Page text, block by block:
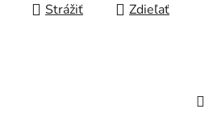
Strážiť Zdieľať